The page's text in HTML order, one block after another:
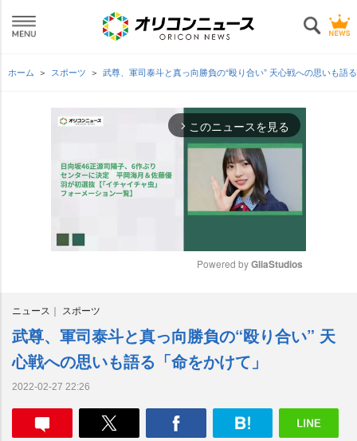
ホーム スポーツ 武尊、軍司泰斗と真っ向勝負の“殴り合い” 天心戦への思いも語
arrow_forward_ios このニュースを見る
t
e
Powered by GliaStudios
ニュース スポーツ
武尊、軍司泰斗と真っ向勝負の“殴り合い” 天
心戦への思いも語る「命をかけて」
2022-02-27 22:26